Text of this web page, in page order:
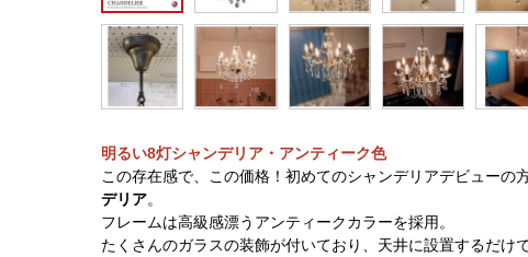
明るい8灯シャンデリア・アンティーク色
この存在感で、この価格！初めてのシャンデリアデビューの
デリア。
フレームは高級感漂うアンティークカラーを採用。
たくさんのガラスの装飾が付いており、天井に設置するだけ